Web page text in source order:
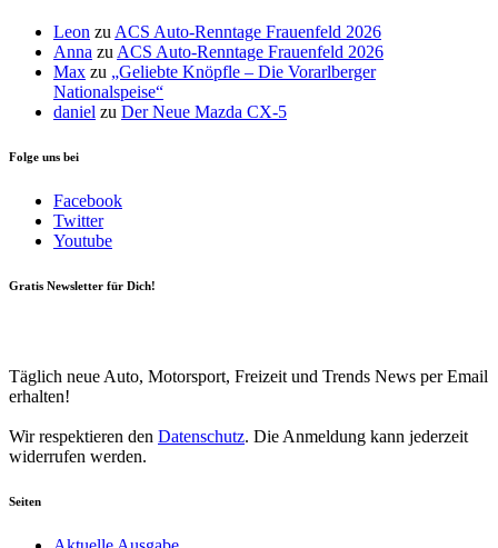
Leon zuACS Auto-Renntage Frauenfeld 2026
Anna zuACS Auto-Renntage Frauenfeld 2026
Max zu „Geliebte Knöpfle – Die Vorarlberger
Nationalspeise“
daniel zu Der Neue Mazda CX-5
Folge uns bei
Facebook
Twitter
Youtube
Gratis Newsletter für Dich!
Täglich neue Auto, Motorsport, Freizeit und Trends News per Email
erhalten!
Wir respektieren den Datenschutz. Die Anmeldung kann jederzeit
widerrufen werden.
Seiten